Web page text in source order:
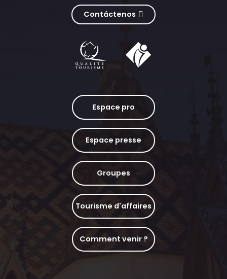
Contáctenos
Espace pro
Espace presse
Groupes
Tourisme d'affaires
Comment venir ?